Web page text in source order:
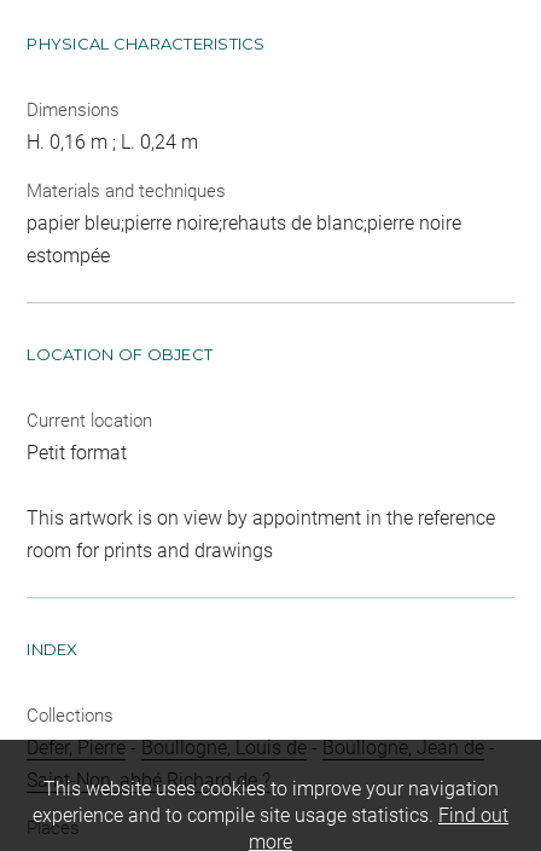
PHYSICAL CHARACTERISTICS
Dimensions
H. 0,16 m ; L. 0,24 m
Materials and techniques
papier bleu;pierre noire;rehauts de blanc;pierre noire
estompée
LOCATION OF OBJECT
Current location
Petit format
This artwork is on view by appointment in the reference
room for prints and drawings
INDEX
Collections
Defer, Pierre-Boullogne, Louis de-Boullogne, Jean de-
Saint-Non, abbé Richard de ?
Places
This website uses cookies to improve your navigation
experience and to compile site usage statistics. Find out
more